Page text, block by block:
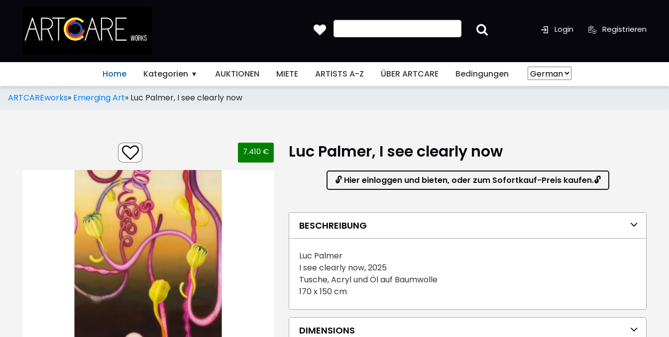
Registrieren
Login
Home Kategorien AUKTIONEN MIETE ARTISTS A-Z ÜBER ARTCARE Bedingungen
ARTCAREworks» Emerging Art» Luc Palmer, I see clearly now
7.410 € Luc Palmer, I see clearly now
🔓 Hier einloggen und bieten, oder zum Sofortkauf-Preis kaufen.🔓
BESCHREIBUNG
Luc Palmer
I see clearly now, 2025
Tusche, Acryl und Öl auf Baumwolle
170 x 150 cm
DIMENSIONS